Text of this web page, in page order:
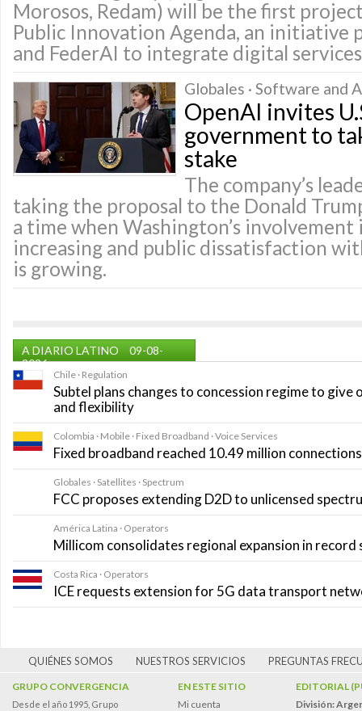
Morosos, Redam) will be the first
Public Innovation Agenda, an initiative
and FederAI to integrate digital
Globales · Software and
OpenAI invites
government to
stake
The company’s
taking the proposal to the Donald
a time when Washington’s
increasing and public dissatisfaction
is growing.
A DIARIO LATINO
09-08-
2026
Chile · Regulation
Subtel plans changes to concession regime to
and flexibility
Colombia · Mobile · Fixed Broadband · Voice Services
Fixed broadband reached 10.49 million
Globales · Satellites · Spectrum
FCC proposes extending D2D to unlicensed
América Latina · Operators
Millicom consolidates regional expansion in
Costa Rica · Operators
ICE requests extension for 5G data transport
QUIÉNES SOMOS NUESTROS SERVICIOS PREGUNTAS
GRUPO CONVERGENCIA
Desde el año 1995, Grupo
EN ESTE SITIO
Mi cuenta
EDITORIAL
División: